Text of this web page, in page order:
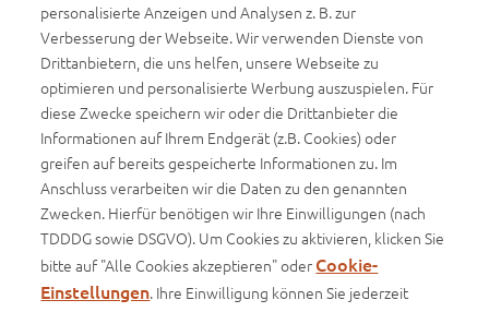
FC Augsburg
WWK Volleys Herrsching
Beachvolleyball
Infos
Basisinformationsblätter (BIB)
Produktinformationsblätter
personalisierte Anzeigen und Analysen z. B. zur
Verbesserung der Webseite. Wir verwenden Dienste von
Drittanbietern, die uns helfen, unsere Webseite zu
optimieren und personalisierte Werbung auszuspielen. Für
diese Zwecke speichern wir oder die Drittanbieter die
Informationen auf Ihrem Endgerät (z.B. Cookies) oder
greifen auf bereits gespeicherte Informationen zu. Im
Anschluss verarbeiten wir die Daten zu den genannten
Zwecken. Hierfür benötigen wir Ihre Einwilligungen (nach
TDDDG sowie DSGVO). Um Cookies zu aktivieren, klicken Sie
bitte auf "Alle Cookies akzeptieren" oder Cookie-
Einstellungen. Ihre Einwilligung können Sie jederzeit